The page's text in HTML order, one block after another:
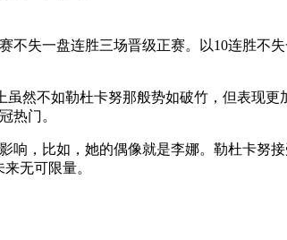
失一盘连胜三场晋级正赛。以10连胜不
然不如勒杜卡努那般势如破竹，但表现
热门。
，比如，她的偶像就是李娜。勒杜卡努
无可限量。